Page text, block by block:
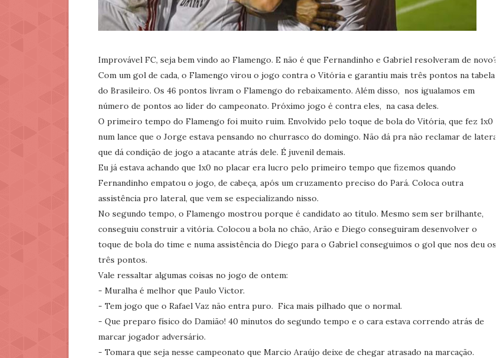
Improvável FC, seja bem vindo ao Flamengo. E não é que Fernandinho e Gabriel resolveram de novo?
Com um gol de cada, o Flamengo virou o jogo contra o Vitória e garantiu mais três pontos na tabela
do Brasileiro. Os 46 pontos livram o Flamengo do rebaixamento. Além disso, nos igualamos em
número de pontos ao líder do campeonato. Próximo jogo é contra eles, na casa deles.
O primeiro tempo do Flamengo foi muito ruim. Envolvido pelo toque de bola do Vitória, que fez 1x0
num lance que o Jorge estava pensando no churrasco do domingo. Não dá pra não reclamar de lateral
que dá condição de jogo a atacante atrás dele. É juvenil demais.
Eu já estava achando que 1x0 no placar era lucro pelo primeiro tempo que fizemos quando
Fernandinho empatou o jogo, de cabeça, após um cruzamento preciso do Pará. Coloca outra
assistência pro lateral, que vem se especializando nisso.
No segundo tempo, o Flamengo mostrou porque é candidato ao título. Mesmo sem ser brilhante,
conseguiu construir a vitória. Colocou a bola no chão, Arão e Diego conseguiram desenvolver o
toque de bola do time e numa assistência do Diego para o Gabriel conseguimos o gol que nos deu os
três pontos.
Vale ressaltar algumas coisas no jogo de ontem:
- Muralha é melhor que Paulo Victor.
- Tem jogo que o Rafael Vaz não entra puro. Fica mais pilhado que o normal.
- Que preparo físico do Damião! 40 minutos do segundo tempo e o cara estava correndo atrás de
marcar jogador adversário.
- Tomara que seja nesse campeonato que Marcio Araújo deixe de chegar atrasado na marcação.